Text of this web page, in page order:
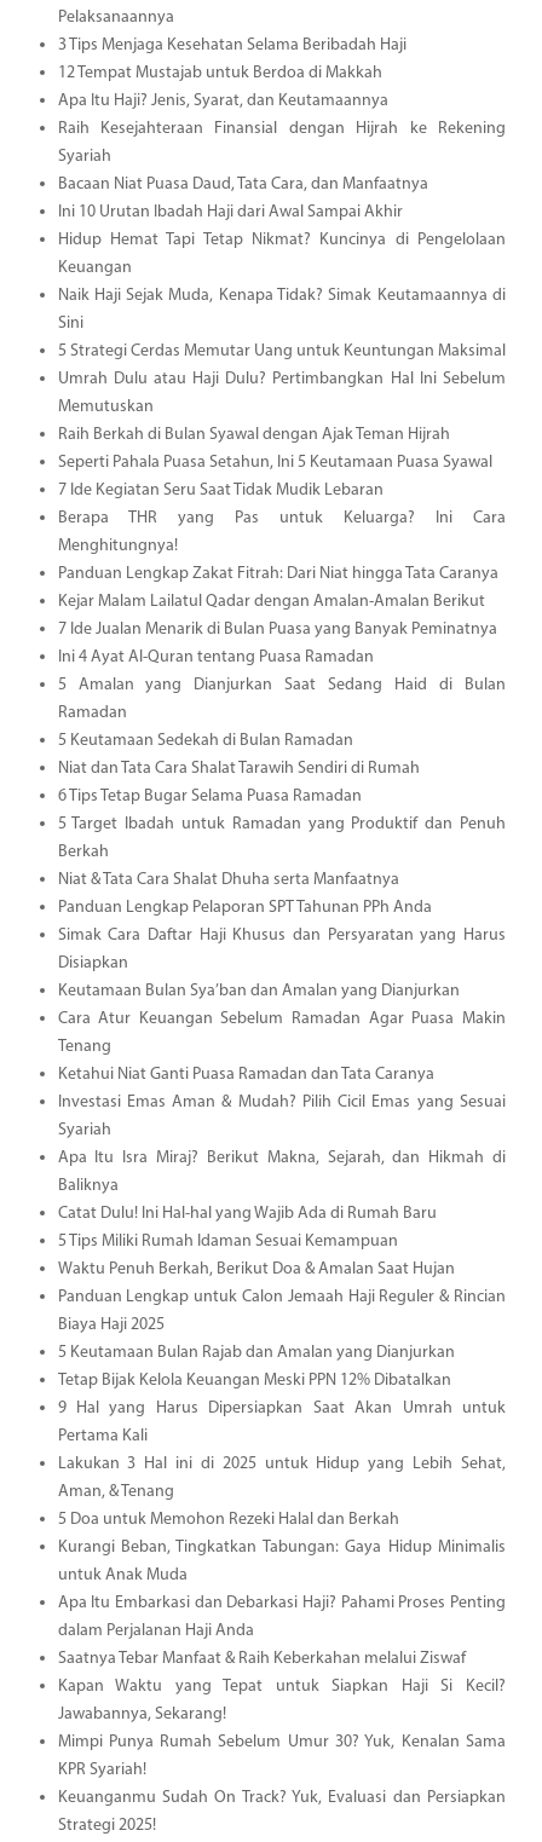
Pelaksanaannya
3 Tips Menjaga Kesehatan Selama Beribadah Haji
12 Tempat Mustajab untuk Berdoa di Makkah
Apa Itu Haji? Jenis, Syarat, dan Keutamaannya
Raih Kesejahteraan Finansial dengan Hijrah ke Rekening
Syariah
Bacaan Niat Puasa Daud, Tata Cara, dan Manfaatnya
Ini 10 Urutan Ibadah Haji dari Awal Sampai Akhir
Hidup Hemat Tapi Tetap Nikmat? Kuncinya di Pengelolaan
Keuangan
Naik Haji Sejak Muda, Kenapa Tidak? Simak Keutamaannya di
Sini
5 Strategi Cerdas Memutar Uang untuk Keuntungan Maksimal
Umrah Dulu atau Haji Dulu? Pertimbangkan Hal Ini Sebelum
Memutuskan
Raih Berkah di Bulan Syawal dengan Ajak Teman Hijrah
Seperti Pahala Puasa Setahun, Ini 5 Keutamaan Puasa Syawal
7 Ide Kegiatan Seru Saat Tidak Mudik Lebaran
Berapa THR yang Pas untuk Keluarga? Ini Cara
Menghitungnya!
Panduan Lengkap Zakat Fitrah: Dari Niat hingga Tata Caranya
Kejar Malam Lailatul Qadar dengan Amalan-Amalan Berikut
7 Ide Jualan Menarik di Bulan Puasa yang Banyak Peminatnya
Ini 4 Ayat Al-Quran tentang Puasa Ramadan
5 Amalan yang Dianjurkan Saat Sedang Haid di Bulan
Ramadan
5 Keutamaan Sedekah di Bulan Ramadan
Niat dan Tata Cara Shalat Tarawih Sendiri di Rumah
6 Tips Tetap Bugar Selama Puasa Ramadan
5 Target Ibadah untuk Ramadan yang Produktif dan Penuh
Berkah
Niat & Tata Cara Shalat Dhuha serta Manfaatnya
Panduan Lengkap Pelaporan SPT Tahunan PPh Anda
Simak Cara Daftar Haji Khusus dan Persyaratan yang Harus
Disiapkan
Keutamaan Bulan Sya’ban dan Amalan yang Dianjurkan
Cara Atur Keuangan Sebelum Ramadan Agar Puasa Makin
Tenang
Ketahui Niat Ganti Puasa Ramadan dan Tata Caranya
Investasi Emas Aman & Mudah? Pilih Cicil Emas yang Sesuai
Syariah
Apa Itu Isra Miraj? Berikut Makna, Sejarah, dan Hikmah di
Baliknya
Catat Dulu! Ini Hal-hal yang Wajib Ada di Rumah Baru
5 Tips Miliki Rumah Idaman Sesuai Kemampuan
Waktu Penuh Berkah, Berikut Doa & Amalan Saat Hujan
Panduan Lengkap untuk Calon Jemaah Haji Reguler & Rincian
Biaya Haji 2025
5 Keutamaan Bulan Rajab dan Amalan yang Dianjurkan
Tetap Bijak Kelola Keuangan Meski PPN 12% Dibatalkan
9 Hal yang Harus Dipersiapkan Saat Akan Umrah untuk
Pertama Kali
Lakukan 3 Hal ini di 2025 untuk Hidup yang Lebih Sehat,
Aman, & Tenang
5 Doa untuk Memohon Rezeki Halal dan Berkah
Kurangi Beban, Tingkatkan Tabungan: Gaya Hidup Minimalis
untuk Anak Muda
Apa Itu Embarkasi dan Debarkasi Haji? Pahami Proses Penting
dalam Perjalanan Haji Anda
Saatnya Tebar Manfaat & Raih Keberkahan melalui Ziswaf
Kapan Waktu yang Tepat untuk Siapkan Haji Si Kecil?
Jawabannya, Sekarang!
Mimpi Punya Rumah Sebelum Umur 30? Yuk, Kenalan Sama
KPR Syariah!
Keuanganmu Sudah On Track? Yuk, Evaluasi dan Persiapkan
Strategi 2025!